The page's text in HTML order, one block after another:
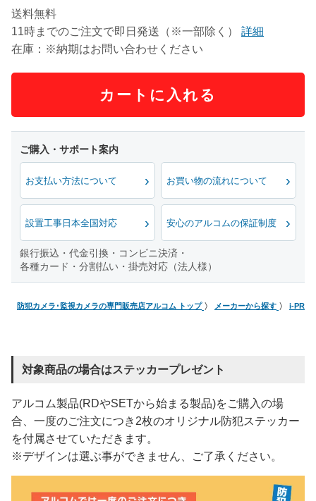
送料無料
11時までのご注文で即日発送（※一部除く）
詳細
在庫：※納期はお問い合わせください
カートに入れる
お支払い方法について お買い物の流れについて
設置工事日本全国対応 安心のアルコムの保証制度
銀行振込・代金引換・コンビニ決済・
各種カード・分割払い・掛売対応（法人様）
防犯カメラ･監視カメラの専門販売店アルコム トップ メーカーから探す i-PRO
対象商品の場合はステッカープレゼント
アルコム製品(RDやSETから始まる製品)をご購入の場
合、一度のご注文につき2枚のオリジナル防犯ステッカー
を付属させていただきます。
※デザインは選ぶ事ができません、ご了承ください。